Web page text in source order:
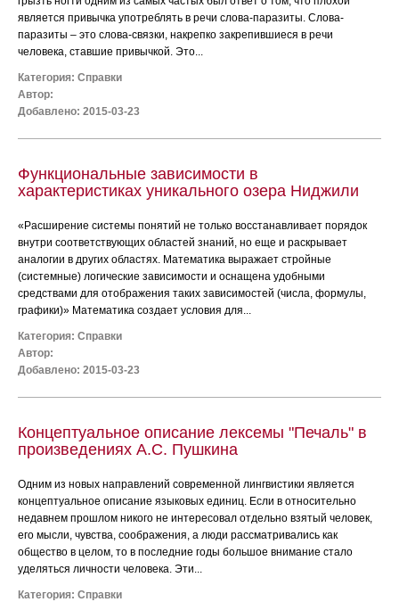
является привычка употреблять в речи слова-паразиты. Слова-
паразиты – это слова-связки, накрепко закрепившиеся в речи
человека, ставшие привычкой. Это...
Категория: Справки
Автор:
Добавлено: 2015-03-23
Функциональные зависимости в
характеристиках уникального озера Ниджили
«Расширение системы понятий не только восстанавливает порядок
внутри соответствующих областей знаний, но еще и раскрывает
аналогии в других областях. Математика выражает стройные
(системные) логические зависимости и оснащена удобными
средствами для отображения таких зависимостей (числа, формулы,
графики)» Математика создает условия для...
Категория: Справки
Автор:
Добавлено: 2015-03-23
Концептуальное описание лексемы "Печаль" в
произведениях А.С. Пушкина
Одним из новых направлений современной лингвистики является
концептуальное описание языковых единиц. Если в относительно
недавнем прошлом никого не интересовал отдельно взятый человек,
его мысли, чувства, соображения, а люди рассматривались как
общество в целом, то в последние годы большое внимание стало
уделяться личности человека. Эти...
Категория: Справки